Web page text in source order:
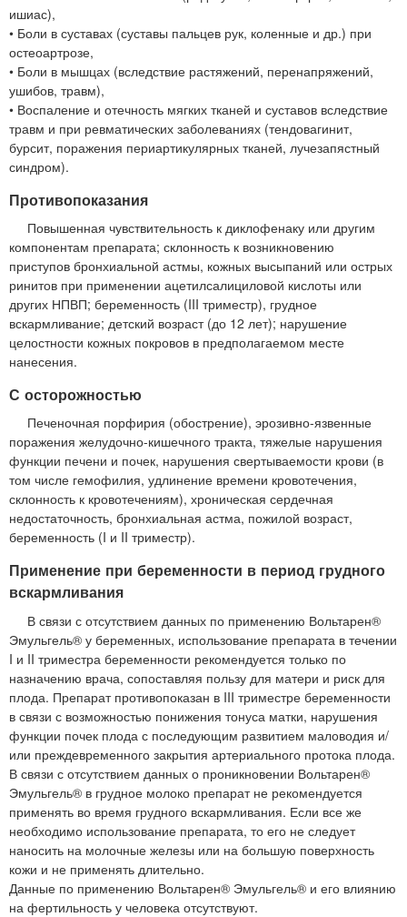
ишиас),
• Боли в суставах (суставы пальцев рук, коленные и др.) при
остеоартрозе,
• Боли в мышцах (вследствие растяжений, перенапряжений,
ушибов, травм),
• Воспаление и отечность мягких тканей и суставов вследствие
травм и при ревматических заболеваниях (тендовагинит,
бурсит, поражения периартикулярных тканей, лучезапястный
синдром).
Противопоказания
Повышенная чувствительность к диклофенаку или другим
компонентам препарата; склонность к возникновению
приступов бронхиальной астмы, кожных высыпаний или острых
ринитов при применении ацетилсалициловой кислоты или
других НПВП; беременность (III триместр), грудное
вскармливание; детский возраст (до 12 лет); нарушение
целостности кожных покровов в предполагаемом месте
нанесения.
С осторожностью
Печеночная порфирия (обострение), эрозивно-язвенные
поражения желудочно-кишечного тракта, тяжелые нарушения
функции печени и почек, нарушения свертываемости крови (в
том числе гемофилия, удлинение времени кровотечения,
склонность к кровотечениям), хроническая сердечная
недостаточность, бронхиальная астма, пожилой возраст,
беременность (I и II триместр).
Применение при беременности в период грудного
вскармливания
В связи с отсутствием данных по применению Вольтарен®
Эмульгель® у беременных, использование препарата в течении
I и II триместра беременности рекомендуется только по
назначению врача, сопоставляя пользу для матери и риск для
плода. Препарат противопоказан в III триместре беременности
в связи с возможностью понижения тонуса матки, нарушения
функции почек плода с последующим развитием маловодия и/
или преждевременного закрытия артериального протока плода.
В связи с отсутствием данных о проникновении Вольтарен®
Эмульгель® в грудное молоко препарат не рекомендуется
применять во время грудного вскармливания. Если все же
необходимо использование препарата, то его не следует
наносить на молочные железы или на большую поверхность
кожи и не применять длительно.
Данные по применению Вольтарен® Эмульгель® и его влиянию
на фертильность у человека отсутствуют.